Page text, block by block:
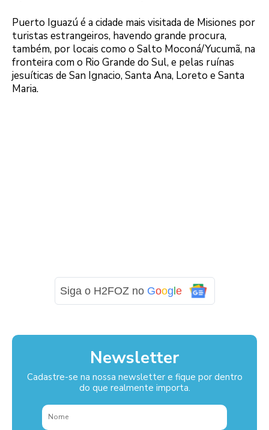
Puerto Iguazú é a cidade mais visitada de Misiones por
turistas estrangeiros, havendo grande procura,
também, por locais como o Salto Moconá/Yucumã, na
fronteira com o Rio Grande do Sul, e pelas ruínas
jesuíticas de San Ignacio, Santa Ana, Loreto e Santa
Maria.
Siga o H2FOZ no Goog e
Newsletter
Cadastre-se na nossa newsletter e fique por dentro
do que realmente importa.